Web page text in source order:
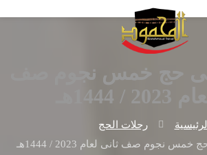
حج خمس نجوم صف
الرئيسية
رحلات الحج
نجوم صف ثانى لعام 2023 / 1444هـ